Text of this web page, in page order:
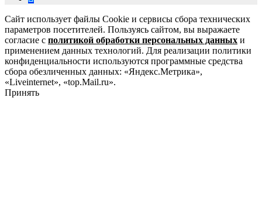
Сайт использует файлы Cookie и сервисы сбора технических
параметров посетителей. Пользуясь сайтом, вы выражаете
согласие с политикой обработки персональных данных и
применением данных технологий. Для реализации политики
конфиденциальности используются программные средства
сбора обезличенных данных: «Яндекс.Метрика»,
«Liveinternet», «top.Mail.ru».
Принять